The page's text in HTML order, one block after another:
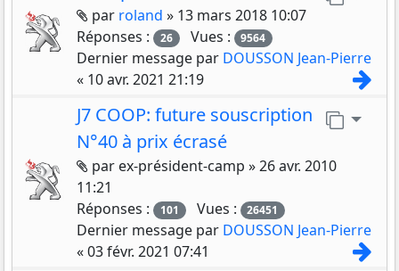
Pièces jointes
par roland » 13 mars 2018 10:07
Réponses :
26 Vues : 9564
Dernier message par DOUSSON Jean-Pierre
« 10 avr. 2021 21:19
Aller
J7 COOP: future souscription
N°40 à prix écrasé
Pièces jointes
par ex-président-camp »26 avr. 2010
11:21
Réponses :
101 Vues : 26451
Dernier message par DOUSSON Jean-Pierre
«03 févr. 2021 07:41